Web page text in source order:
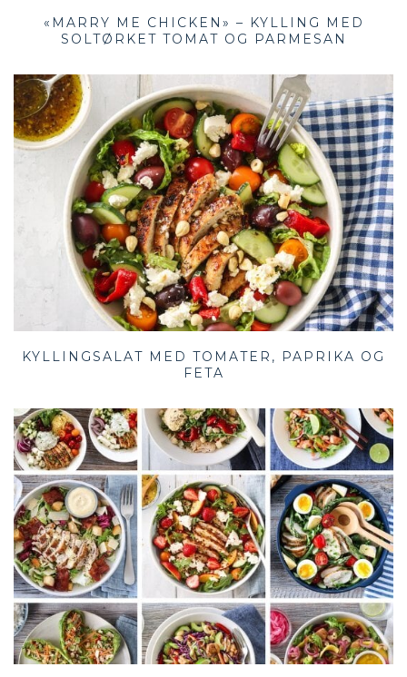
«MARRY ME CHICKEN» – KYLLING MED
SOLTØRKET TOMAT OG PARMESAN
KYLLINGSALAT MED TOMATER, PAPRIKA OG
FETA